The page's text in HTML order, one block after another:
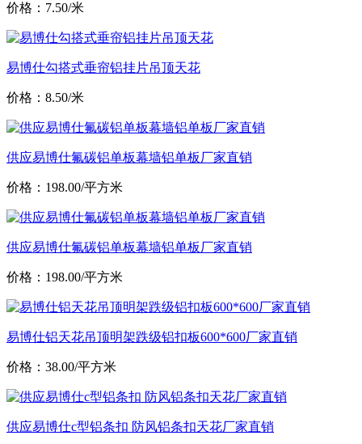
价格：7.50/米
易博仕勾搭式垂帘铝挂片吊顶天花
价格：8.50/米
供应易博仕氟碳铝单板幕墙铝单板厂家直销
价格：198.00/平方米
供应易博仕氟碳铝单板幕墙铝单板厂家直销
价格：198.00/平方米
易博仕铝天花吊顶明架跌级铝扣板600*600厂家直销
价格：38.00/平方米
供应易博仕c型铝条扣 防风铝条扣天花厂家直销